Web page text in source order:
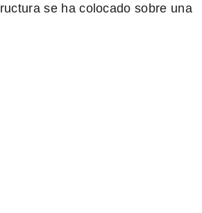
se ha colocado sobre una